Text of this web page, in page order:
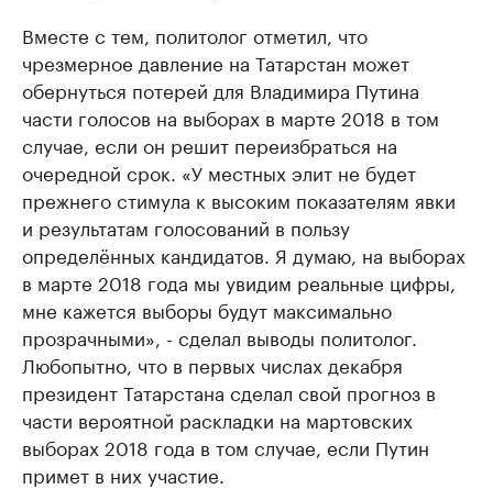
Вместе с тем, политолог отметил, что
чрезмерное давление на Татарстан может
обернуться потерей для Владимира Путина
части голосов на выборах в марте 2018 в том
случае, если он решит переизбраться на
очередной срок. «У местных элит не будет
прежнего стимула к высоким показателям явки
и результатам голосований в пользу
определённых кандидатов. Я думаю, на выборах
в марте 2018 года мы увидим реальные цифры,
мне кажется выборы будут максимально
прозрачными», - сделал выводы политолог.
Любопытно, что в первых числах декабря
президент Татарстана сделал свой прогноз в
части вероятной раскладки на мартовских
выборах 2018 года в том случае, если Путин
примет в них участие.